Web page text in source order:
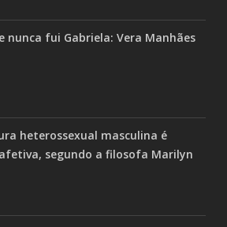
nunca fui Gabriela: Vera Manhães
heterossexual masculina é
segundo a filosofa Marilyn